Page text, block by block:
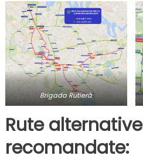
Brigada Rutieră
Rute alternative
recomandate: